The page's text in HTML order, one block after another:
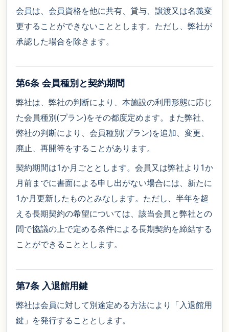
会員は、会員資格を他に共有、貸与、譲渡又は名義変
更することができないこととします。ただし、弊社が
承認した場合を除きます。
第6条 会員種別と契約期間
弊社は、弊社の判断により、本施設の利用形態に応じ
た会員種別(プラン)をその都度定めます。また弊社、
弊社の判断により、会員種別(プラン)を追加、変更、
廃止、再開等をすることがあります。
契約期間は1か月ごととします。会員又は弊社より1か
月前までに書面による申し出がない場合には、新たに
1か月更新したものとみなします。ただし、半年を超
える長期契約の希望については、該当会員と弊社との
間で協議の上で定める条件による長期契約を締結する
ことができることとします。
第7条 入退館用鍵
弊社は会員に対して別途定める方法により「入退館用
鍵」を発行することとします。